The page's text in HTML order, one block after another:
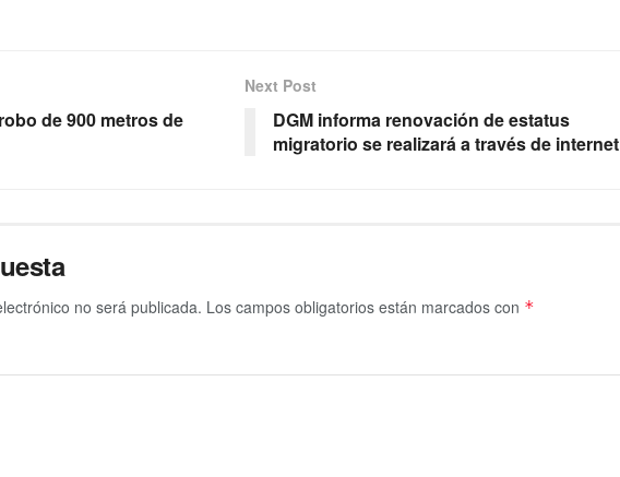
de 900 metros de
Next Post
DGM informa renovación de estatus
migratorio se realizará a través de internet
no será publicada. Los campos obligatorios están marcados con *